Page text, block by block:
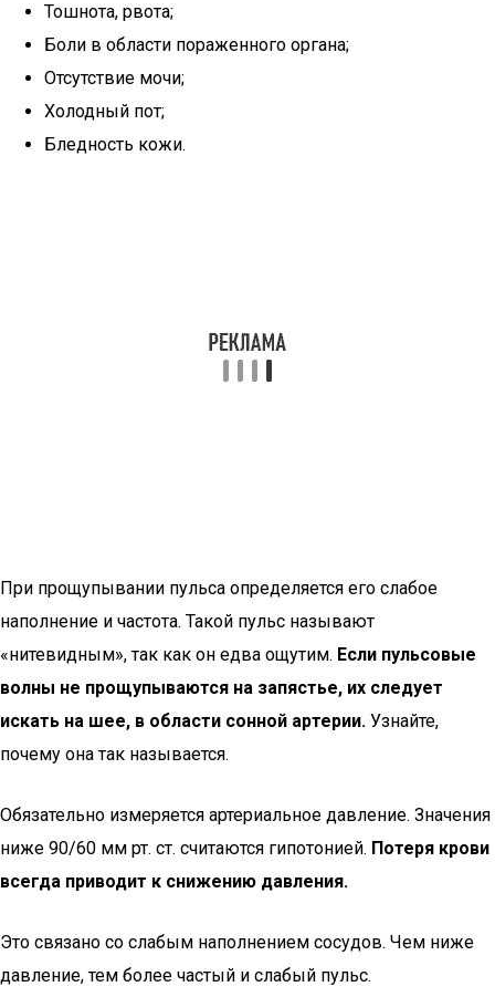
Тошнота, рвота;
Боли в области пораженного органа;
Отсутствие мочи;
Холодный пот;
Бледность кожи.
При прощупывании пульса определяется его слабое
наполнение и частота. Такой пульс называют
«нитевидным», так как он едва ощутим. Если пульсовые
волны не прощупываются на запястье, их следует
искать на шее, в области сонной артерии. Узнайте,
почему она так называется.
Обязательно измеряется артериальное давление. Значения
ниже 90/60 мм рт. ст. считаются гипотонией. Потеря крови
всегда приводит к снижению давления.
Это связано со слабым наполнением сосудов. Чем ниже
давление, тем более частый и слабый пульс.